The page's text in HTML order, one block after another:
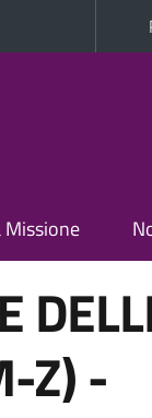
Missione
Z) -